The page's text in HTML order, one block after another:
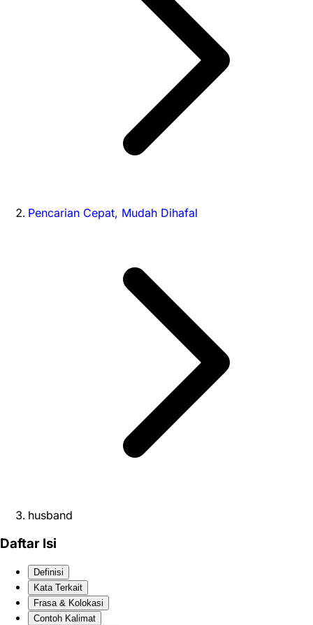
Pencarian Cepat, Mudah Dihafal
husband
Daftar Isi
Definisi
Kata Terkait
Frasa & Kolokasi
Contoh Kalimat